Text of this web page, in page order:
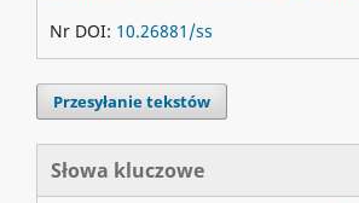
Nr DOI: 10.26881/ss
Przesyłanie tekstów
Słowa kluczowe